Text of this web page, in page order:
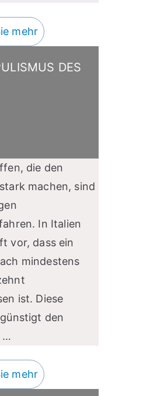
mehr
DES
die den
machen, sind
In Italien
vor, dass ein
mindestens
ist. Diese
den
…
mehr